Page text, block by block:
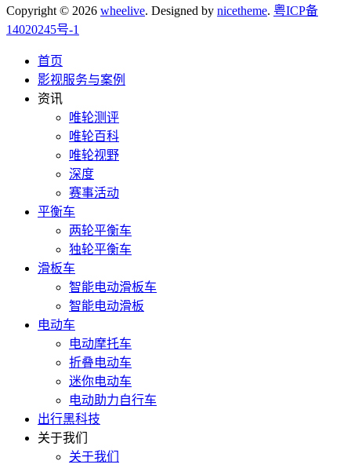
Copyright © 2026 wheelive. Designed by nicetheme. 粤ICP备
14020245号-1
首页
影视服务与案例
资讯
唯轮测评
唯轮百科
唯轮视野
深度
赛事活动
平衡车
两轮平衡车
独轮平衡车
滑板车
智能电动滑板车
智能电动滑板
电动车
电动摩托车
折叠电动车
迷你电动车
电动助力自行车
出行黑科技
关于我们
关于我们